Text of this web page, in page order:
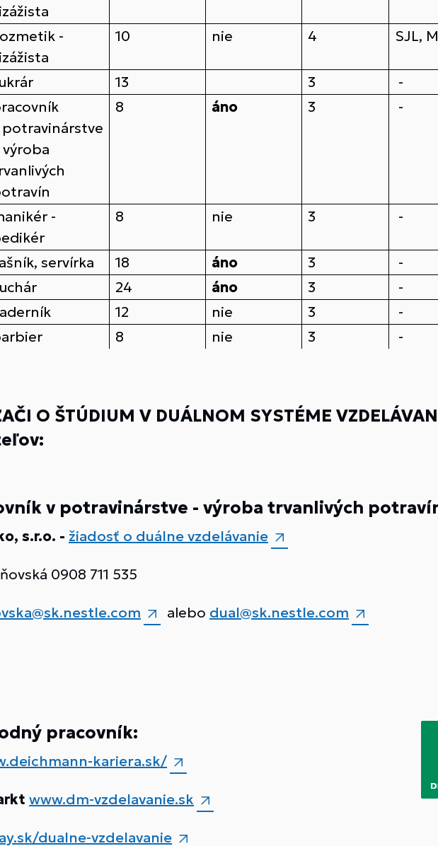
-
10 nie 4 SJL,
13 3
-
potravinárstve
výroba
8 áno 3 -
-
8 nie 3 -
servírka 18 áno 3
-
24 áno 3
-
12 nie 3
-
8 nie 3 -
O ŠTÚDIUM V DUÁLNOM SYSTÉME
v potravinárstve - výroba trvanlivých
s.r.o. - žiadosť o duálne vzdelávanie
0908 711 535
alebo dual@sk.nestle.com
pracovník:
kariera.sk/
www.dm-vzdelavanie.sk
dualne-vzdelavanie